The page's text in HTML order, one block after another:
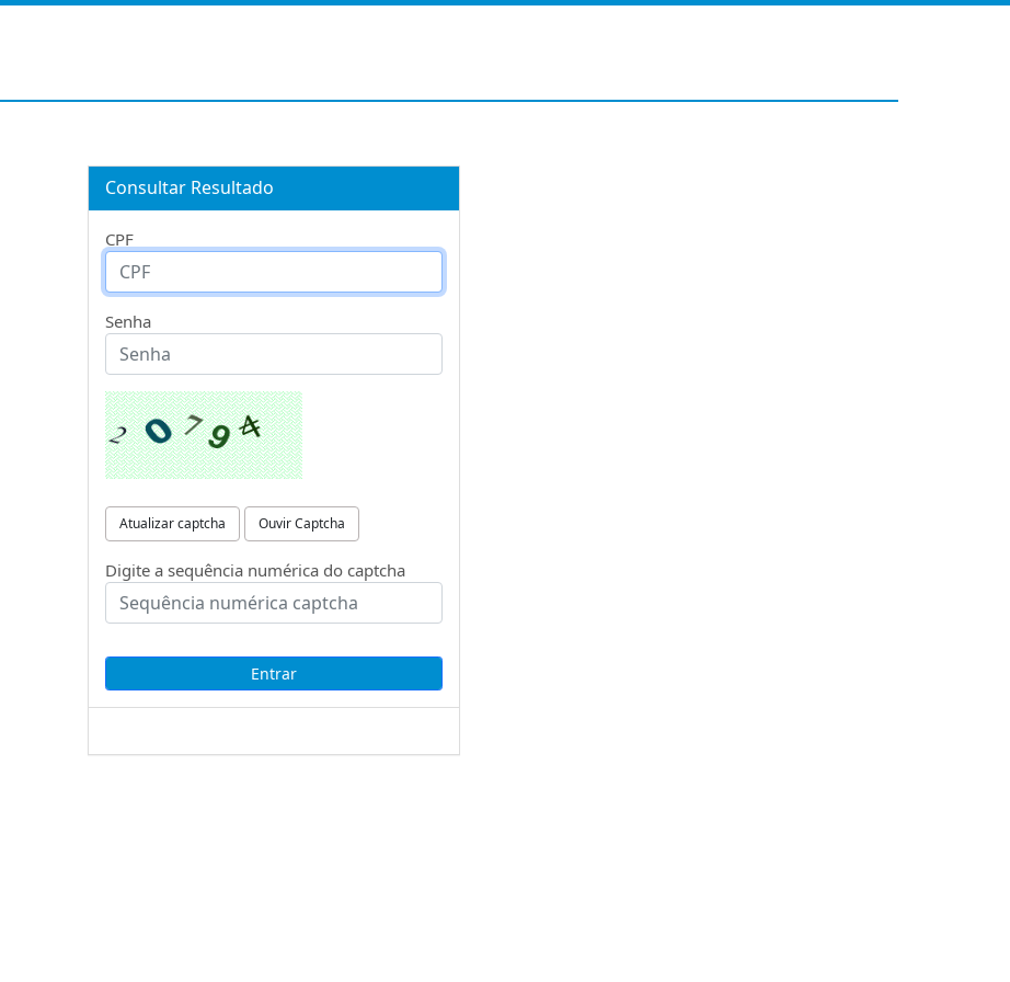
Consultar Resultado
CPF
Senha
Atualizar captcha Ouvir Captcha
Digite a sequência numérica do captcha